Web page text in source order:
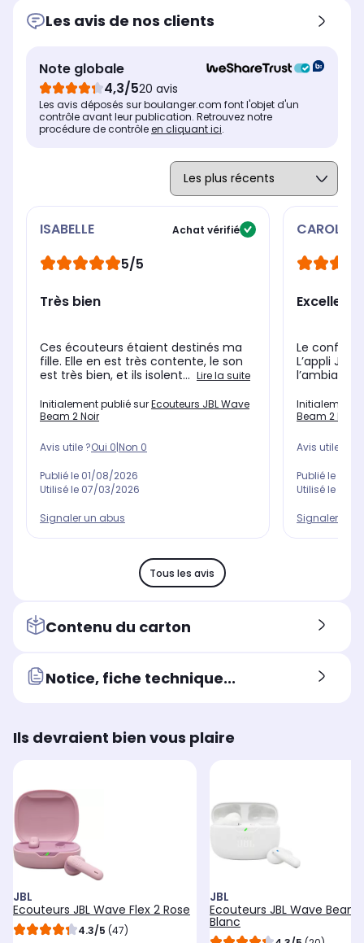
jusqu'à 40h
Temps de charge des écouteurs
jusqu'à 18h
Les avis de nos clients
Note globale
4,3/520 avis
Les avis déposés sur boulanger.com font l'objet d'un
contrôle avant leur publication. Retrouvez notre
procédure de contrôleen cliquant ici.
ISABELLE Achat vérifié
5/5
Très bien
Ces écouteurs étaient destinés ma
fille. Elle en est très contente, le son
est très bien, et ils isolent... Lire la suite
Initialement publié surEcouteurs JBL Wave
Beam 2 Noir
Avis utile ?Oui 0|Non 0
Publié le 01/08/2026
Utilisé le 07/03/2026
Signaler un abus
CAROLINE
Le confort
L’appli JBL
Initialement
Beam 2 Noir
Avis utile ?
Publié le
Utilisé le
Signaler un
Tous les avis
Contenu du carton
Notice, fiche technique...
Ils devraient bien vous plaire
JBL
Ecouteurs JBL Wave Flex 2 Rose
4.3/5 (47)
JBL
Ecouteurs JBL Wave Beam
Blanc